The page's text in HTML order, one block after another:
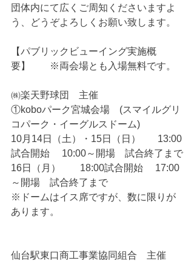
団体内にて広くご周知くださいますよ
う、どうぞよろしくお願い致します。
【パブリックビューイング実施概
要】　　※両会場とも入場無料です。
㈱楽天野球団　主催
①koboパーク宮城会場　(スマイルグリ
コパーク・イーグルスドーム)
10月14日（土）・15日（日）       13:00
試合開始　 10:00～開場　試合終了まで
16日（月）        18:00試合開始　 17:00
～開場　試合終了まで
※ドームはイス席ですが、数に限りが
あります。
仙台駅東口商工事業協同組合　主催